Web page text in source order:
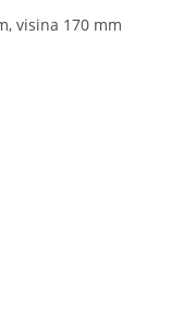
visina 170 mm